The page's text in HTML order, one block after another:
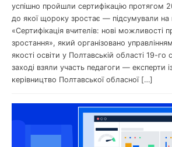
успішно пройшли сертифікацію протягом
до якої щороку зростає — підсумували на
«Сертифікація вчителів: нові можливості
зростання», який організовано
якості освіти у Полтавській області 19-го
заході взяли участь педагоги — експерти
керівництво Полтавської обласної […]